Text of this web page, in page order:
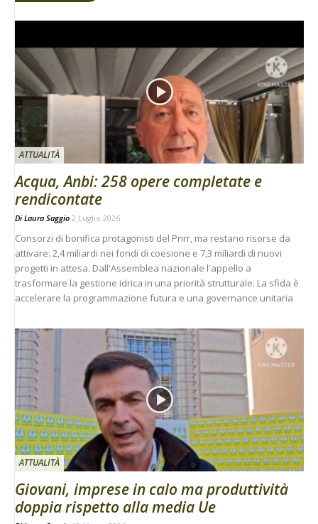
ATTUALITÀ
Acqua, Anbi: 258 opere completate e
rendicontate
Di Laura Saggio 2 Luglio 2026
Consorzi di bonifica protagonisti del Pnrr, ma restano risorse da
attivare: 2,4 miliardi nei fondi di coesione e 7,3 miliardi di nuovi
progetti in attesa. Dall'Assemblea nazionale l'appello a
trasformare la gestione idrica in una priorità strutturale. La sfida è
accelerare la programmazione futura e una governance unitaria
ATTUALITÀ
Giovani, imprese in calo ma produttività
doppia rispetto alla media Ue